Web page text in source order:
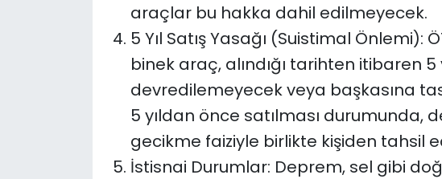
araçlar bu hakka dahil edilmeyecek.
5 Yıl Satış Yasağı (Suistimal Önlemi):
binek araç, alındığı tarihten itibaren
devredilemeyecek veya başkasına
5 yıldan önce satılması durumunda,
gecikme faiziyle birlikte kişiden tahsil
İstisnai Durumlar: Deprem, sel gibi